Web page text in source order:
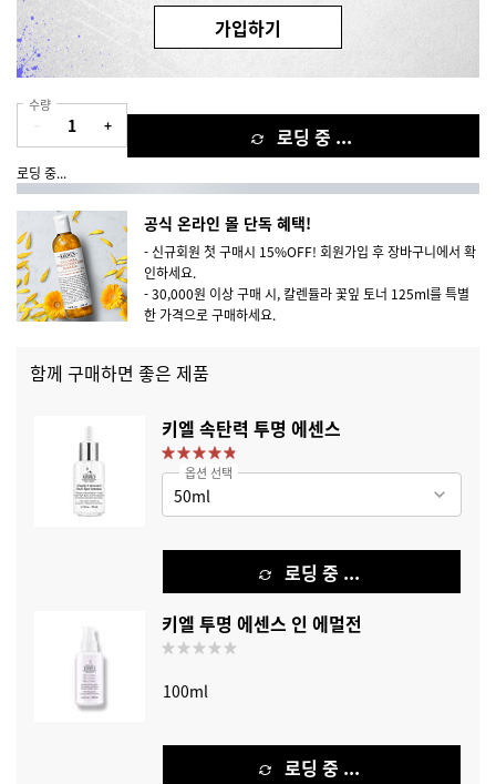
가입하기
수량
+ 로딩 중 ...
로딩 중...
공식 온라인 몰 단독 혜택!
- 신규회원 첫 구매시 15%OFF! 회원가입 후 장바구니에서 확
인하세요.
- 30,000원 이상 구매 시, 칼렌듈라 꽃잎 토너 125ml를 특별
한 가격으로 구매하세요.
함께 구매하면 좋은 제품
키엘 속탄력 투명 에센스
옵션 선택
로딩 중 ...
키엘 투명 에센스 인 에멀전
100ml
로딩 중 ...